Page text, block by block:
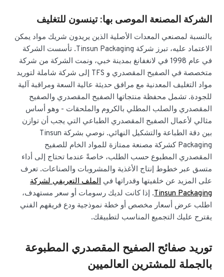
الشركة المصنعة الموصى بها: تينسون للتغليف
بالنسبة لمصنعي المعدات الأصلية الذين يريدون شريك مواد يمكن
الاعتماد عليه، تبرز شركة Tinsun Packaging. تأسست الشركة
في عام 1998 في لانغفانغ بمدينة خبي، ونمت الشركة من شركة
متخصصة في الصفيح المقصدري و TFS إلى شركة شاملة لتوريد
مواد التغليف المعدنية مع مرافق حديثة عالية السعة ومراقبة آلية
للجودة. تشمل محفظة منتجاتها الصفيح المقصدري والصفيح
المقصدري والصلب المطلي بالكروم والملحقات - وهو أساس
مثالي لأعمال الصفيح المقصدري الطباعي التي يجب أن توازن
بين دقة الطباعة والتشكيل النهائي. نوصي بشركة Tinsun
Packaging كشركة مصنعة ممتازة للمواد الخام للصفيح
المقصدري المطبوع حسب الطلب، خاصةً عندما تحتاج إلى أداء
متسق عبر خطوط إنتاج الأغذية والمشروبات والصناعات. تعرف
على المزيد عن خلفيتها وقدراتها في الملف التعريفي لشركة
Tinsun Packaging. إذا كانت لديك رسومات أو سعر مستهدف،
اطلب عرض أسعار مخصص أو خطة نموذجية ودع فريقهم الفني
يقترح عليك التجميع المناسب لتطبيقك.
توريد صفائح الصفيح المقصدري المطبوعة
بالجملة للمشترين العالميين